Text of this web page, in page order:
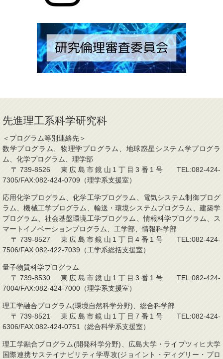
先進理工系科学研究科
＜プログラム等別連絡先＞
数学プログラム、物理学プログラム、地球惑星システム学プログラ
ム、化学プログラム、理学部
〒739-8526 東広島市鏡山1丁目3番1号 TEL:082-424-
7305/FAX:082-424-0709（理学系支援室）
応用化学プログラム、化学工学プログラム、電気システム制御プログ
ラム、機械工学プログラム、輸送・環境システムプログラム、建築学
プログラム、社会基盤環境工学プログラム、情報科学プログラム、ス
マートイノベーションプログラム、工学部、情報科学部
〒739-8527 東広島市鏡山1丁目4番1号 TEL:082-424-
7506/FAX:082-422-7039（工学系総括支援室）
量子物質科学プログラム
〒739-8530 東広島市鏡山1丁目3番1号 TEL:082-424-
7004/FAX:082-424-7000（理学系支援室）
理工学融合プログラム(環境自然科学分野)、総合科学部
〒739-8521 東広島市鏡山1丁目7番1号 TEL:082-424-
6306/FAX:082-424-0751（総合科学系支援室）
理工学融合プログラム(開発科学分野)、広島大学・ライプツィヒ大学
国際連携サステイナビリティ学専攻(ジョイント・ディグリー・プロ